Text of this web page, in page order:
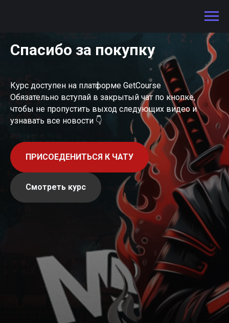
Спасибо за покупку
Курс доступен на платформе GetCourse
Обязательно вступай в закрытый чат по кнопке,
чтобы не пропустить выход следующих видео и
узнавать все новости 👇
ПРИСОЕДЕНИТЬСЯ К ЧАТУ
Смотреть курс